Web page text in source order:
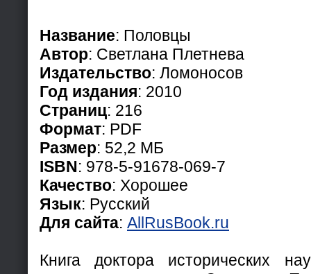
Название: Половцы
Автор: Светлана Плетнева
Издательство: Ломоносов
Год издания: 2010
Страниц: 216
Формат: PDF
Размер: 52,2 МБ
ISBN: 978-5-91678-069-7
Качество: Хорошее
Язык: Русский
Для сайта: AllRusBook.ru
Книга доктора исторических